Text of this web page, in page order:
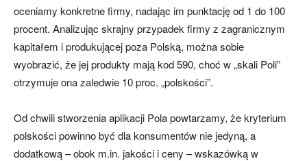
oceniamy konkretne firmy, nadając im punktację od 1 do 100
procent. Analizując skrajny przypadek firmy z zagranicznym
kapitałem i produkującej poza Polską, można sobie
wyobrazić, że jej produkty mają kod 590, choć w „skali Poli”
otrzymuje ona zaledwie 10 proc. „polskości”.
Od chwili stworzenia aplikacji Pola powtarzamy, że kryterium
polskości powinno być dla konsumentów nie jedyną, a
dodatkową – obok m.in. jakości i ceny – wskazówką w